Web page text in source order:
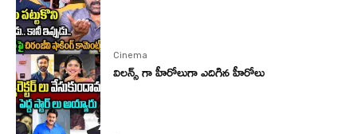
Cinema
విలన్స్ గా హీరోలుగా ఎదిగిన హీరోలు